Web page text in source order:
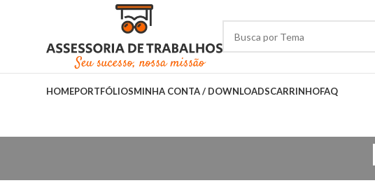
HOMEPORTFÓLIOSMINHA CONTA / DOWNLOADSCARRINHOFAQ